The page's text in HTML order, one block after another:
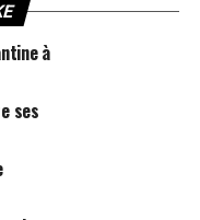
à
ses